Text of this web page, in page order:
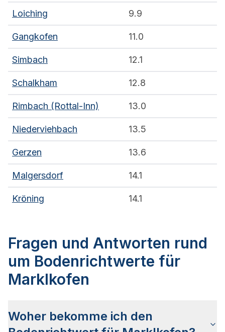
Loiching 9.9
Gangkofen 11.0
Simbach 12.1
Schalkham 12.8
Rimbach (Rottal-Inn) 13.0
Niederviehbach 13.5
Gerzen 13.6
Malgersdorf 14.1
Kröning 14.1
Fragen und Antworten rund
um Bodenrichtwerte für
Marklkofen
Woher bekomme ich den